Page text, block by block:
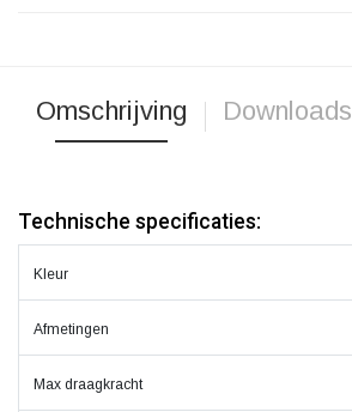
Omschrijving Downloads
Technische specificaties:
Kleur
Afmetingen
Max draagkracht